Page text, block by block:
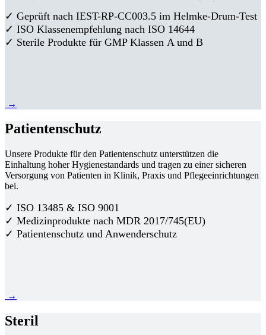
✓ Geprüft nach IEST-RP-CC003.5 im Helmke-Drum-Test
✓ ISO Klassenempfehlung nach ISO 14644
✓ Sterile Produkte für GMP Klassen A und B
→
Patientenschutz
Unsere Produkte für den Patientenschutz unterstützen die
Einhaltung hoher Hygienestandards und tragen zu einer sicheren
Versorgung von Patienten in Klinik, Praxis und Pflegeeinrichtungen
bei.
✓ ISO 13485 & ISO 9001
✓ Medizinprodukte nach MDR 2017/745(EU)
✓ Patientenschutz und Anwenderschutz
→
Steril